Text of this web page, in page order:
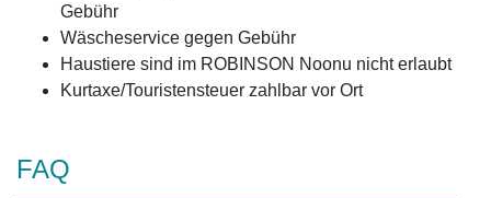
Gebühr
Wäscheservice gegen Gebühr
Haustiere sind im ROBINSON Noonu nicht erlaubt
Kurtaxe/Touristensteuer zahlbar vor Ort
FAQ